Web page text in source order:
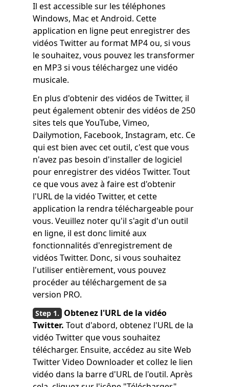
Il est accessible sur les téléphones
Windows, Mac et Android. Cette
application en ligne peut enregistrer des
vidéos Twitter au format MP4 ou, si vous
le souhaitez, vous pouvez les transformer
en MP3 si vous téléchargez une vidéo
musicale.
En plus d'obtenir des vidéos de Twitter, il
peut également obtenir des vidéos de 250
sites tels que YouTube, Vimeo,
Dailymotion, Facebook, Instagram, etc. Ce
qui est bien avec cet outil, c'est que vous
n'avez pas besoin d'installer de logiciel
pour enregistrer des vidéos Twitter. Tout
ce que vous avez à faire est d'obtenir
l'URL de la vidéo Twitter, et cette
application la rendra téléchargeable pour
vous. Veuillez noter qu'il s'agit d'un outil
en ligne, il est donc limité aux
fonctionnalités d'enregistrement de
vidéos Twitter. Donc, si vous souhaitez
l'utiliser entièrement, vous pouvez
procéder au téléchargement de sa
version PRO.
Obtenez l'URL de la vidéo
Twitter. Tout d'abord, obtenez l'URL de la
vidéo Twitter que vous souhaitez
télécharger. Ensuite, accédez au site Web
Twitter Video Downloader et collez le lien
vidéo dans la barre d'URL de l'outil. Après